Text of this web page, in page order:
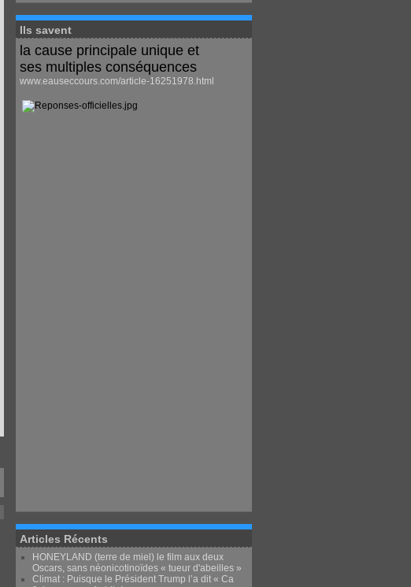
Ils savent
la cause principale unique et
ses multiples conséquences
www.eauseccours.com/article-16251978.html
Articles Récents
HONEYLAND (terre de miel) le film aux deux
Oscars, sans néonicotinoïdes « tueur d'abeilles »
Climat : Puisque le Président Trump l’a dit « Ca